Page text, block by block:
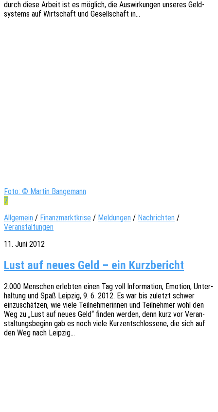
durch diese Arbeit ist es möglich, die Auswir­kun­gen unse­res Geld­
sys­tems auf Wirt­schaft und Gesell­schaft in…
Foto: © Martin Bangemann
7
Allgemein / Finanzmarktkrise / Meldungen / Nachrichten /
Veranstaltungen
11. Juni 2012
Lust auf neues Geld – ein Kurzbericht
2.000 Menschen erleb­ten einen Tag voll Infor­ma­ti­on, Emoti­on, Unter­
hal­tung und Spaß Leip­zig, 9. 6. 2012. Es war bis zuletzt schwer
einzu­schät­zen, wie viele Teil­neh­me­rin­nen und Teil­neh­mer wohl den
Weg zu „Lust auf neues Geld“ finden werden, denn kurz vor Veran­
stal­tungs­be­ginn gab es noch viele Kurz­ent­schlos­se­ne, die sich auf
den Weg nach Leipzig…